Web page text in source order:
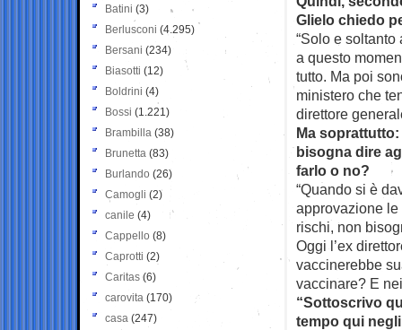
Glielo chiedo
“Solo e soltanto
a questo
tutto. Ma poi
ministero che
direttore
Ma
bisogna dire
farlo o no?
“Quando si è
approvazione
rischi, non
Oggi l’ex
vaccinerebbe
vaccinare? E
“Sottoscrivo
tempo qui
Batini (3)
Berlusconi (4.295)
Bersani (234)
Biasotti (12)
Boldrini (4)
Bossi (1.221)
Brambilla (38)
Brunetta (83)
Burlando (26)
Camogli (2)
canile (4)
Cappello (8)
Caprotti (2)
Caritas (6)
carovita (170)
casa (247)